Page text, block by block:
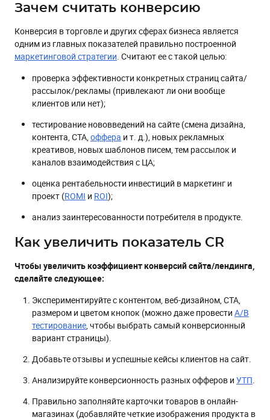
Зачем считать конверсию
Конверсия в торговле и других сферах бизнеса является
одним из главных показателей правильно построенной
маркетинговой стратегии. Считают ее с такой целью:
проверка эффективности конкретных страниц сайта/
рассылок/рекламы (привлекают ли они вообще
клиентов или нет);
тестирование нововведений на сайте (смена дизайна,
контента, CTA,оффера и т. д.), новых рекламных
креативов, новых шаблонов писем, тем рассылок и
каналов взаимодействия с ЦА;
оценка рентабельности инвестиций в маркетинг и
проект (ROMI и ROI);
анализ заинтересованности потребителя в продукте.
Как увеличить показатель CR
Чтобы увеличить коэффициент конверсий сайта/лендинга,
сделайте следующее:
Экспериментируйте с контентом, веб-дизайном, CTA,
размером и цветом кнопок (можно даже провести А/В
тестирование, чтобы выбрать самый конверсионный
вариант страницы).
Добавьте отзывы и успешные кейсы клиентов на сайт.
Анализируйте конверсионность разных офферов и УТП.
Правильно заполняйте карточки товаров в онлайн-
магазинах (добавляйте четкие изображения продукта в